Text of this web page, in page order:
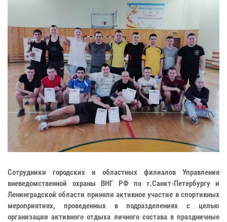
Сотрудники городских и областных филиалов Управления
вневедомственной охраны ВНГ РФ по г.Санкт-Петербургу и
Ленинградской области приняли активное участие в спортивных
мероприятиях, проведенных в подразделениях с целью
организации активного отдыха личного состава в праздничные